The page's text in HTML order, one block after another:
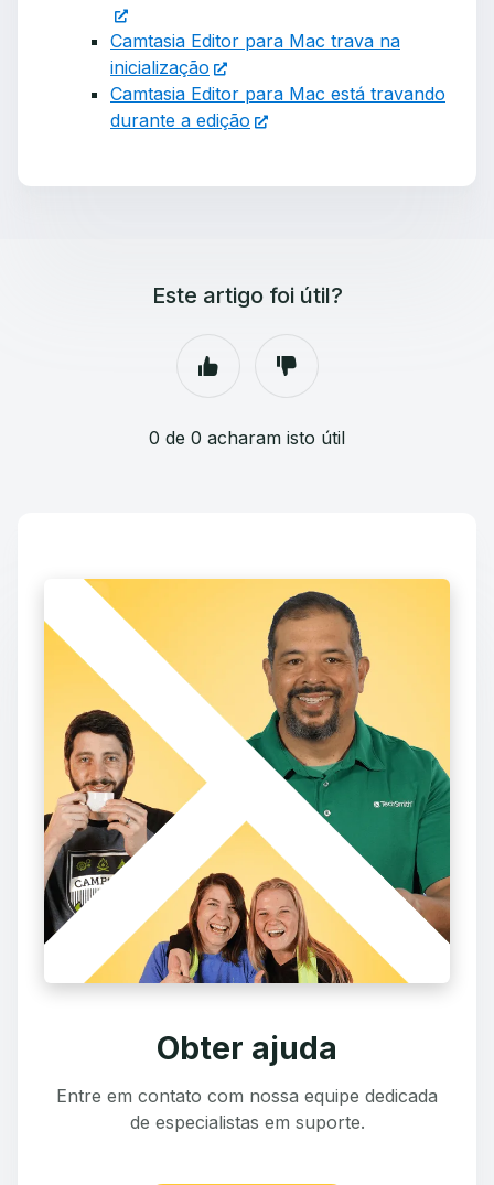
Camtasia Editor para Mac trava na
inicialização
Camtasia Editor para Mac está travando
durante a edição
Este artigo foi útil?
0 de 0 acharam isto útil
Obter ajuda
Entre em contato com nossa equipe dedicada
de especialistas em suporte.